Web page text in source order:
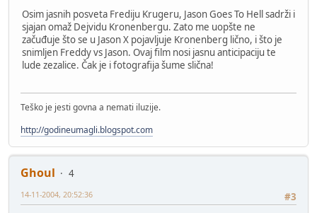
Osim jasnih posveta Frediju Krugeru, Jason Goes To Hell sadrži i
sjajan omaž Dejvidu Kronenbergu. Zato me uopšte ne
začuđuje što se u Jason X pojavljuje Kronenberg lično, i što je
snimljen Freddy vs Jason. Ovaj film nosi jasnu anticipaciju te
lude zezalice. Čak je i fotografija šume slična!
Teško je jesti govna a nemati iluzije.
http://godineumagli.blogspot.com
Ghoul
4
#3
14-11-2004, 20:52:36